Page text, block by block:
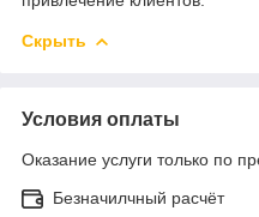
Скрыть
Условия оплаты
Оказание услуги только по
Безначилчный расчёт